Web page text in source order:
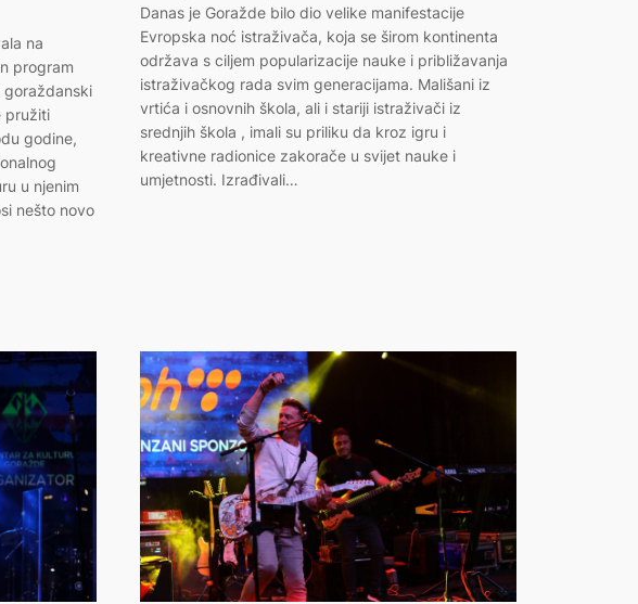
na
program
pružiti
godine,
u njenim
nešto novo
Danas je Goražde bilo dio velike manifestacije
Evropska noć istraživača, koja se širom kontinenta
održava s ciljem popularizacije nauke i približavanja
istraživačkog rada svim generacijama. Mališani iz
vrtića i osnovnih škola, ali i stariji istraživači iz
srednjih škola , imali su priliku da kroz igru i
kreativne radionice zakorače u svijet nauke i
umjetnosti. Izrađivali…